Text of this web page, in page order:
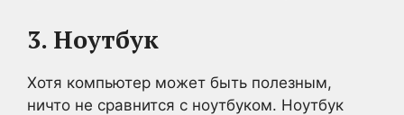
3. Ноутбук
Хотя компьютер может быть полезным,
ничто не сравнится с ноутбуком. Ноутбук